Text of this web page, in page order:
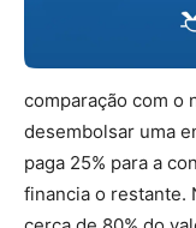
comparação com o
desembolsar uma
paga 25% para a
financia o restante.